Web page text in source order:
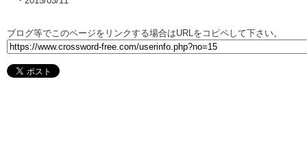
ブログ等でこのページをリンクする場合はURLをコピペして下さい。